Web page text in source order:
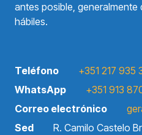
antes posible,
hábiles.
Teléfono
+351 217 935
WhatsApp
+351 913
Correo electrónico
Sed
R. Camilo Castelo